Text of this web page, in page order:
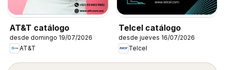
AT&T catálogo
desde domingo 19/07/2026
AT&T
Telcel catálogo
desde jueves 16/07/2026
Telcel